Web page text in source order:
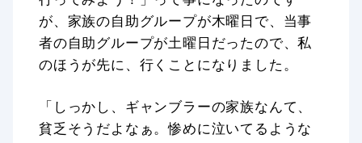
が、家族の自助グループが木曜日で、当事
者の自助グループが土曜日だったので、私
のほうが先に、行くことになりました。
「しっかし、ギャンブラーの家族なんて、
貧乏そうだよなぁ。惨めに泣いてるような